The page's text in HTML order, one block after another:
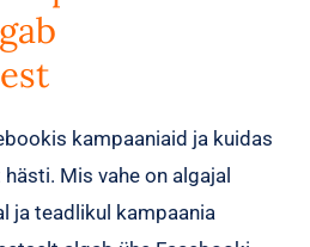
kampaaniaid ja kuidas
Mis vahe on algajal
ja teadlikul kampaania